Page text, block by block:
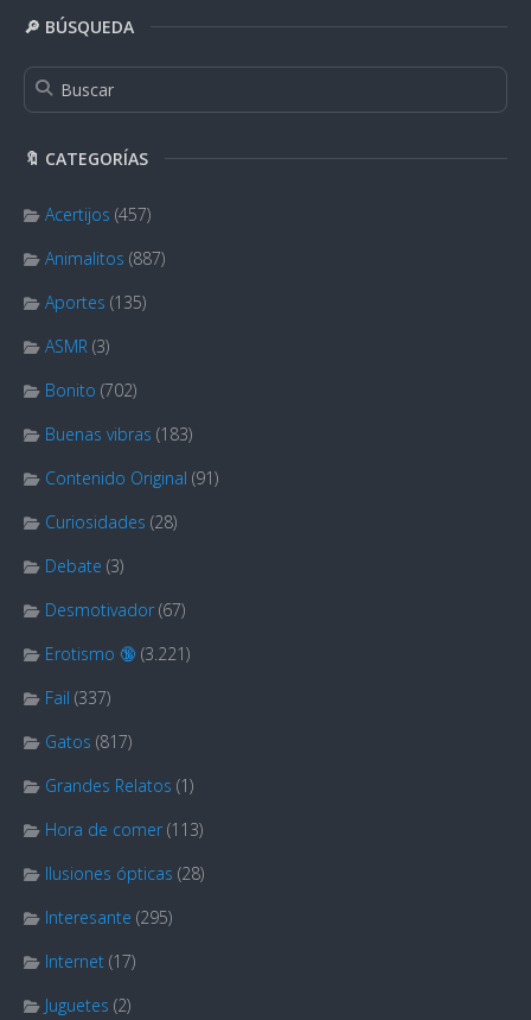
🔎 BÚSQUEDA
🔖 CATEGORÍAS
Acertijos (457)
Animalitos (887)
Aportes (135)
ASMR (3)
Bonito (702)
Buenas vibras (183)
Contenido Original (91)
Curiosidades (28)
Debate (3)
Desmotivador (67)
Erotismo 🔞 (3.221)
Fail (337)
Gatos (817)
Grandes Relatos (1)
Hora de comer (113)
Ilusiones ópticas (28)
Interesante (295)
Internet (17)
Juguetes (2)